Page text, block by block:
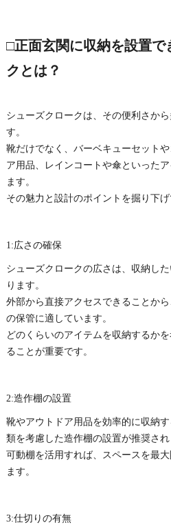
□正面玄関に収納を設置で
クとは？
シューズクロークは、その便利さか
す。
靴だけでなく、バーベキューセット
ア用品、レインコートや傘といった
ます。
その魅力と設計のポイントを掘り下げ
1:広さの確保
シューズクロークの広さは、収納し
ります。
外部から直接アクセスできることか
の保管に適しています。
どのくらいのアイテムを収納するか
ることが重要です。
2:造作棚の設置
靴やアウトドア用品を効率的に収納
類を考慮した造作棚の設置が推奨され
可動棚を活用すれば、スペースを最
ます。
3:仕切りの有無